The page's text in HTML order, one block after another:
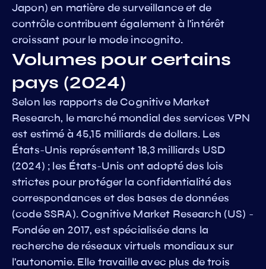
Japon) en matière de surveillance et de
contrôle contribuent également à l'intérêt
croissant pour le mode incognito.
Volumes pour certains
pays (2024)
Selon les rapports de Cognitive Market
Research, le marché mondial des services VPN
est estimé à 45,15 milliards de dollars. Les
États-Unis représentent 18,3 milliards USD
(2024) ; les États-Unis ont adopté des lois
strictes pour protéger la confidentialité des
correspondances et des bases de données
(code SSRA). Cognitive Market Research (US) -
Fondée en 2017, est spécialisée dans la
recherche de réseaux virtuels mondiaux sur
l'autonomie. Elle travaille avec plus de trois